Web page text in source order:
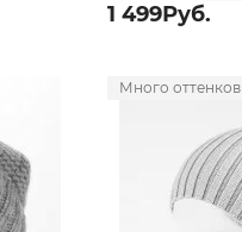
1 499Руб.
Много оттенков